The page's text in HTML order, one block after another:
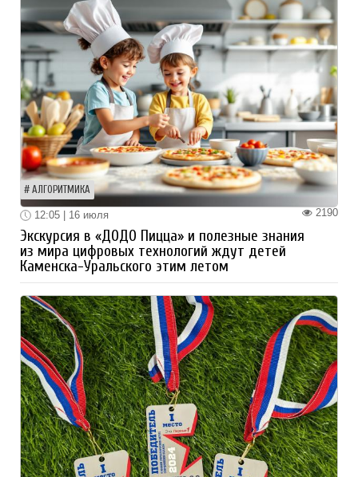
АЛГОРИТМИКА
2190
12:05 | 16 июля
Экскурсия в «ДОДО Пицца» и полезные знания
из мира цифровых технологий ждут детей
Каменска-Уральского этим летом